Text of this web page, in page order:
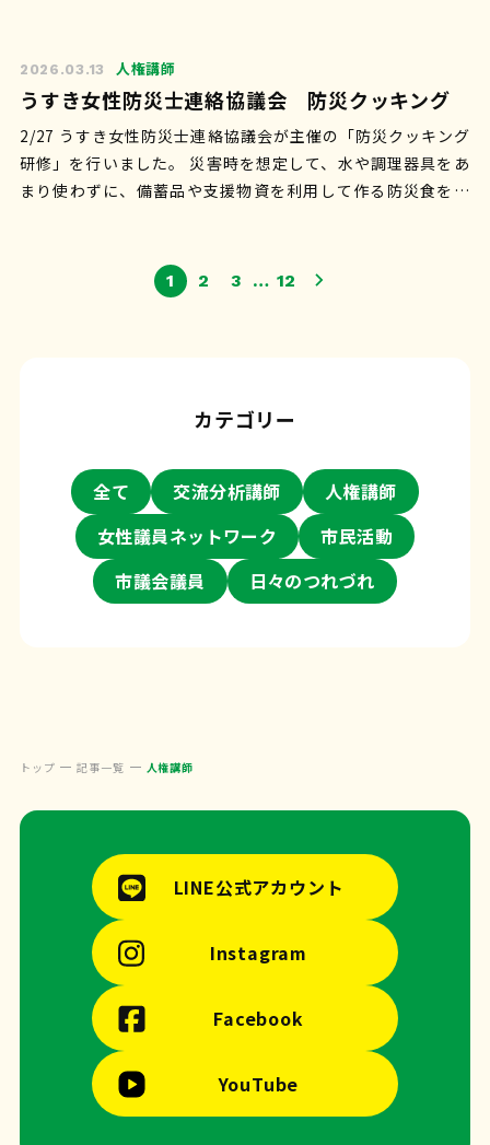
2026.03.13 人権講師
うすき女性防災士連絡協議会 防災クッキング
2/27 うすき女性防災士連絡協議会が主催の「防災クッキング
研修」を行いました。 災害時を想定して、水や調理器具をあ
まり使わずに、備蓄品や支援物資を利用して作る防災食を工
1 2 3 … 12
カテゴリー
全て 交流分析講師
人権講師
女性議員ネットワーク
市民活動
市議会議員
日々のつれづれ
トップ 記事一覧 人権講師
LINE公式アカウント
Instagram
Facebook
YouTube